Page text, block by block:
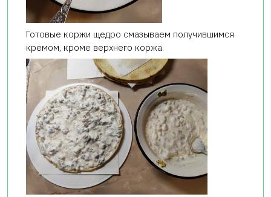
Готовые коржи щедро смазываем получившимся
кремом, кроме верхнего коржа.